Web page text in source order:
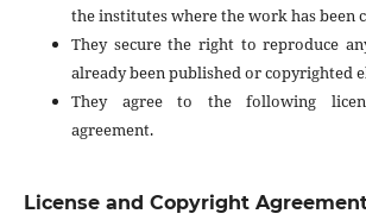
the institutes where the work has been
They secure the right to reproduce
already been published or copyrighted
They agree to the following
agreement.
License and Copyright